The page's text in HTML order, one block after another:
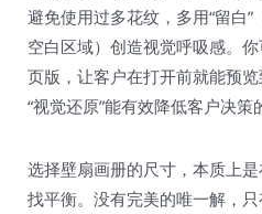
避免使用过多花纹，多用“留白
空白区域）创造视觉呼吸感。
页版，让客户在打开前就能预
“视觉还原”能有效降低客户决策
选择壁扇画册的尺寸，本质上是
找平衡。没有完美的唯一解，